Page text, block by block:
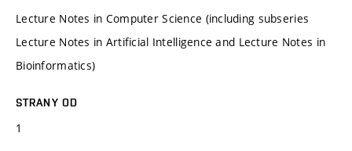
Lecture Notes in Computer Science (including subseries
Lecture Notes in Artificial Intelligence and Lecture Notes in
Bioinformatics)
STRANY OD
1